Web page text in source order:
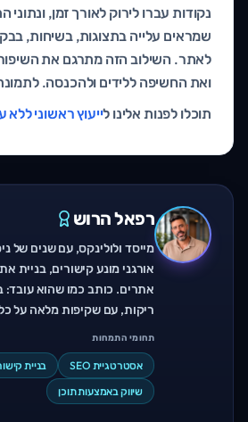
נקודות עברו לירוק לאורך זמן, ונתוני
שמראים עלייה בתצוגות, בשיחות,
לאתר. השילוב הזה מתרגם את
ואת החשיפה ללידים ולהכנסה.
תוכלו לפנות אלינו לייעוץ ראשוני ללא
רפאל הרוש
מייסד ולולינקס, עם שנים של
אורגני מונע קישורים, בניית
אתרים. כותב כמו שהוא עובד:
ריקות, עם שקיפות מלאה על
תחומי התמחות
אסטרטגיית SEO בניית
שיווק באמצעות תוכן